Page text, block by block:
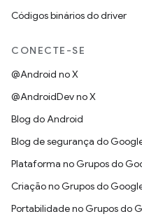
Códigos binários do driver
CONECTE-SE
@Android no X
@AndroidDev no X
Blog do Android
Blog de segurança do
Plataforma no Grupos do
Criação no Grupos do
Portabilidade no Grupos do